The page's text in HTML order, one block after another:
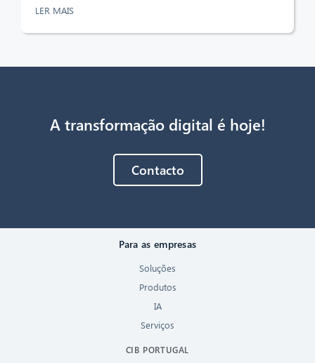
LER MAIS
A transformação digital é hoje!
Contacto
Para as empresas
Soluções
Produtos
IA
Serviços
CIB PORTUGAL